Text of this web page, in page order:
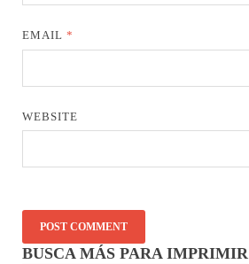
EMAIL*
WEBSITE
BUSCA MÁS PARA IMPRIMIR